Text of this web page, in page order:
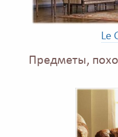
Le
Предметы,